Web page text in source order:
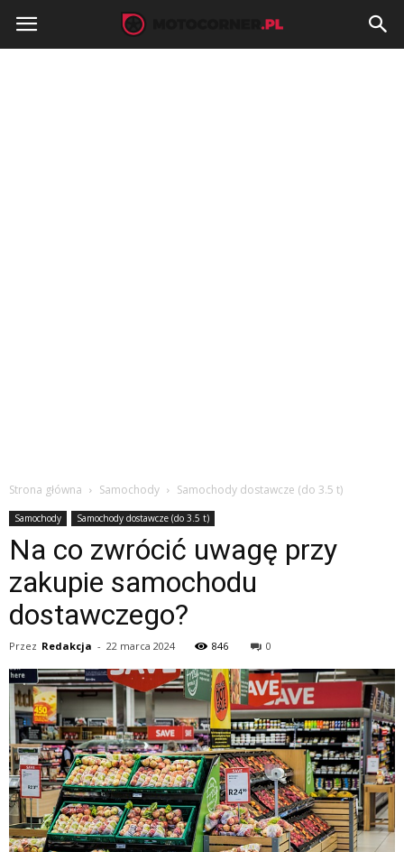
MotoCorner.pl
Strona główna Samochody Samochody dostawcze (do 3.5 t)
Samochody Samochody dostawcze (do 3.5 t)
Na co zwrócić uwagę przy
zakupie samochodu
dostawczego?
Przez Redakcja - 22 marca 2024 846 0